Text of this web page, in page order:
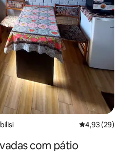
Classificação
4,93 (29)
com pátio